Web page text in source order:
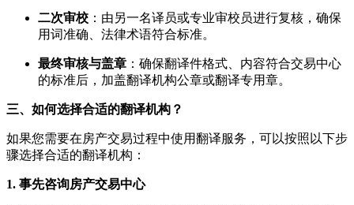
二次审校 ：由另一名译员或专业审校员进行复核，确保
用词准确、法律术语符合标准。
最终审核与盖章 ：确保翻译件格式、内容符合交易中心
的标准后，加盖翻译机构公章或翻译专用章。
三、如何选择合适的翻译机构？
如果您需要在房产交易过程中使用翻译服务，可以按照以下步
骤选择合适的翻译机构：
1. 事先咨询房产交易中心